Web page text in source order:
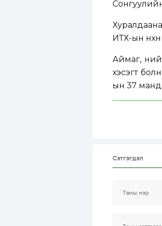
ИТХ-ын
Аймаг,
хэсэгт
ын 37
Сэтгэгдэл